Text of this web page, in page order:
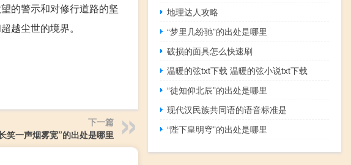
的警示和对修行道路的坚
越尘世的境界。
下一篇
笑一声烟雾宽”的出处是哪里
地理达人攻略
“梦里几纷驰”的出处是哪里
破损的面具怎么快速刷
温暖的弦txt下载 温暖的弦小说txt下载
“徒知仰北辰”的出处是哪里
现代汉民族共同语的语音标准是
“陛下皇明穹”的出处是哪里